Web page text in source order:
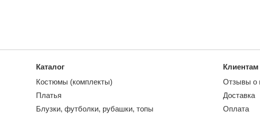
Каталог
Костюмы (комплекты)
Платья
Блузки, футболки, рубашки, топы
Клиентам
Отзывы о
Доставка
Оплата